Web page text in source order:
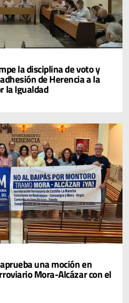
la disciplina de voto y
de Herencia a la
la Igualdad
una moción en
Mora-Alcázar con el